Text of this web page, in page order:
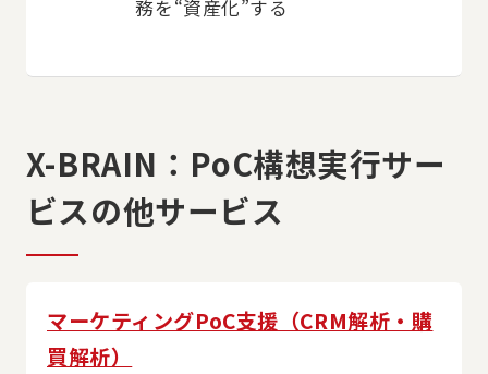
務を“資産化”する
X-BRAIN：PoC構想実行サー
ビスの他サービス
マーケティングPoC支援（CRM解析・購
買解析）